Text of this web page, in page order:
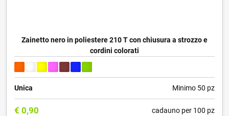
Zainetto nero in poliestere 210 T con chiusura a strozzo e
cordini colorati
Unica Minimo 50 pz
€ 0,90 cadauno per 100 pz